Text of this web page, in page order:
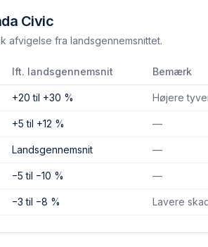
Civic
fra landsgennemsnittet.
Ift. landsgennemsnit Bemærk
+20 til +30 % Højere
+5 til +12 % —
Landsgennemsnit —
−5 til −10 % —
−3 til −8 % Lavere